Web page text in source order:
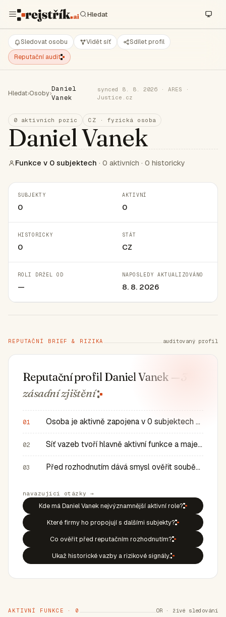
Sledovat osobu Vidět síť
Sdílet profil
Reputační audit
Hledat›Osoby›
Daniel
Vanek
synced 8. 8. 2026 · ARES ·
Justice.cz
0 aktivních pozic CZ · fyzická osoba
Daniel Vanek
Funkce v 0 subjektech · 0 aktivních · 0 historicky
SUBJEKTY
0
AKTIVNÍ
0
HISTORICKY
0
STÁT
CZ
ROLI DRŽEL OD
—
NAPOSLEDY AKTUALIZOVÁNO
8. 8. 2026
REPUTAČNÍ BRIEF & RIZIKA auditovaný profil
Reputační profil Daniel Vanek — 3
zásadnízjištění
01 Osoba je aktivně zapojena v 0 subjektech a má 0 historic…
02 Síť vazeb tvoří hlavně aktivní funkce a majetkové role v…
03 Před rozhodnutím dává smysl ověřit souběh rolí, historic…
navazující otázky →
Kde má Daniel Vanek nejvýznamnější aktivní role?
Které firmy ho propojují s dalšími subjekty?
Co ověřit před reputačním rozhodnutím?
Ukaž historické vazby a rizikové signály.
AKTIVNÍ FUNKCE · 0 OR · živé sledování